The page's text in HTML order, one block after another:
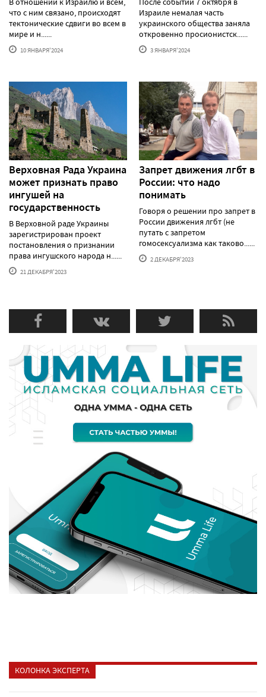
что с ним связано, происходят
тектонические сдвиги во всем в
мире и н......
10 ЯНВАРЯ'2024
Израиле немалая часть
украинского общества заняла
откровенно просионистск......
3 ЯНВАРЯ'2024
Верховная Рада Украина
может признать право
ингушей на
государственность
В Верховной раде Украины
зарегистрирован проект
постановления о признании
права ингушского народа н......
21 ДЕКАБРЯ'2023
Запрет движения лгбт в
России: что надо
понимать
Говоря о решении про запрет в
России движения лгбт (не
путать с запретом
гомосексуализма как таково......
2 ДЕКАБРЯ'2023
КОЛОНКА ЭКСПЕРТА